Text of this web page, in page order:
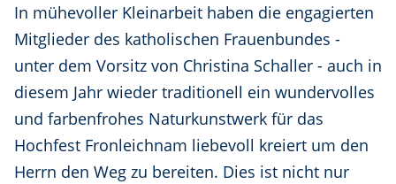
In mühevoller Kleinarbeit haben die engagierten
Mitglieder des katholischen Frauenbundes -
unter dem Vorsitz von Christina Schaller - auch in
diesem Jahr wieder traditionell ein wundervolles
und farbenfrohes Naturkunstwerk für das
Hochfest Fronleichnam liebevoll kreiert um den
Herrn den Weg zu bereiten. Dies ist nicht nur